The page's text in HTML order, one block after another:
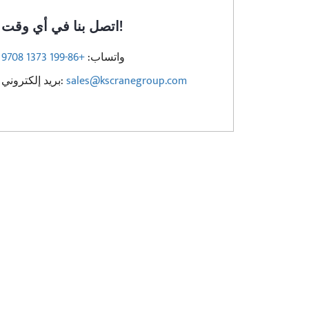
اتصل بنا في أي وقت!
واتساب:+86-199 1373 9708
بريد إلكتروني:sales@kscranegroup.com